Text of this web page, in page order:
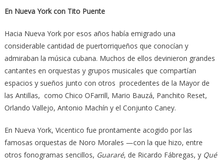
En Nueva York con Tito Puente
Hacia Nueva York por esos años había emigrado una
considerable cantidad de puertorriqueños que conocían y
admiraban la música cubana. Muchos de ellos devinieron grandes
cantantes en orquestas y grupos musicales que compartían
espacios y sueños junto con otros procedentes de la Mayor de
las Antillas, como Chico OFarrill, Mario Bauzá, Panchito Reset,
Orlando Vallejo, Antonio Machín y el Conjunto Caney.
En Nueva York, Vicentico fue prontamente acogido por las
famosas orquestas de Noro Morales —con la que hizo, entre
otros fonogramas sencillos, Guararé, de Ricardo Fábregas, y Qué